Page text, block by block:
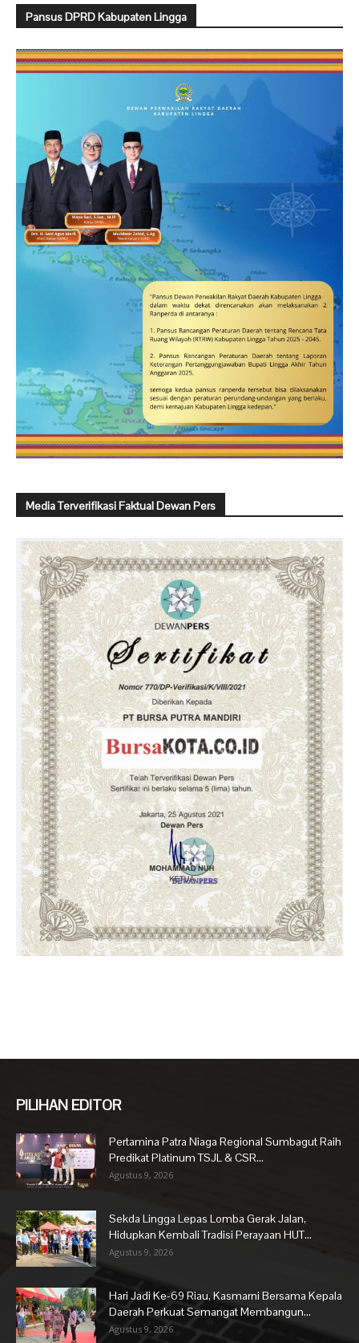
Pansus DPRD Kabupaten Lingga
Media Terverifikasi Faktual Dewan Pers
PILIHAN EDITOR
Pertamina Patra Niaga Regional Sumbagut Raih
Predikat Platinum TSJL & CSR...
Agustus 9, 2026
Sekda Lingga Lepas Lomba Gerak Jalan,
Hidupkan Kembali Tradisi Perayaan HUT...
Agustus 9, 2026
Hari Jadi Ke-69 Riau, Kasmarni Bersama Kepala
Daerah Perkuat Semangat Membangun...
Agustus 9, 2026